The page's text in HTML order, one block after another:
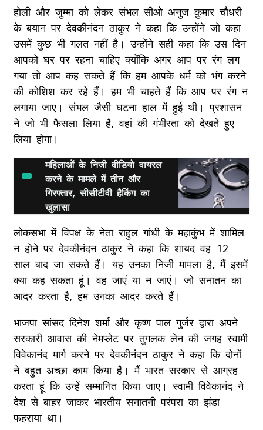
होली और जुम्मा को लेकर संभल सीओ अनुज कुमार चौधरी
के बयान पर देवकीनंदन ठाकुर ने कहा कि उन्होंने जो कहा
उसमें कुछ भी गलत नहीं है। उन्होंने सही कहा कि उस दिन
आपको घर पर रहना चाहिए क्योंकि अगर आप पर रंग लग
गया तो आप कह सकते हैं कि हम आपके धर्म को भंग करने
की कोशिश कर रहे हैं। हम भी चाहते हैं कि आप पर रंग न
लगाया जाए। संभल जैसी घटना हाल में हुई थी। प्रशासन
ने जो भी फैसला लिया है, वहां की गंभीरता को देखते हुए
लिया होगा।
महिलाओं के निजी वीडियो वायरल
करने के मामले में तीन और
गिरफ्तार, सीसीटीवी हैकिंग का
खुलासा
लोकसभा में विपक्ष के नेता राहुल गांधी के महाकुंभ में शामिल
न होने पर देवकीनंदन ठाकुर ने कहा कि शायद वह 12
साल बाद जा सकते हैं। यह उनका निजी मामला है, मैं इसमें
क्या कह सकता हूं। वह जाएं या न जाएं। जो सनातन का
आदर करता है, हम उनका आदर करते हैं।
भाजपा सांसद दिनेश शर्मा और कृष्ण पाल गुर्जर द्वारा अपने
सरकारी आवास की नेमप्लेट पर तुगलक लेन की जगह स्वामी
विवेकानंद मार्ग करने पर देवकीनंदन ठाकुर ने कहा कि दोनों
ने बहुत अच्छा काम किया है। मैं भारत सरकार से आग्रह
करता हूं कि उन्हें सम्मानित किया जाए। स्वामी विवेकानंद ने
देश से बाहर जाकर भारतीय सनातनी परंपरा का झंडा
फहराया था।